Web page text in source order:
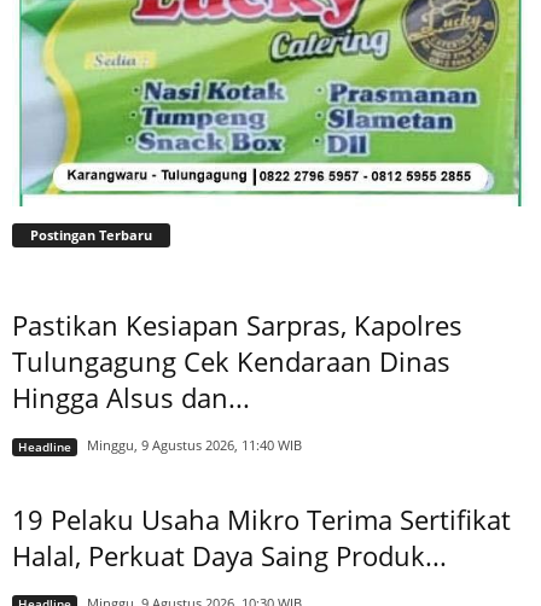
Postingan Terbaru
Pastikan Kesiapan Sarpras, Kapolres
Tulungagung Cek Kendaraan Dinas
Hingga Alsus dan...
Headline Minggu, 9 Agustus 2026, 11:40 WIB
19 Pelaku Usaha Mikro Terima Sertifikat
Halal, Perkuat Daya Saing Produk...